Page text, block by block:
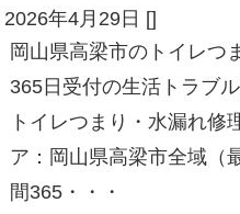
2026年4月29日 []
岡山県高梁市のトイレつ
365日受付の生活トラブ
トイレつまり・水漏れ
ア：岡山県高梁市全域（
間365・・・